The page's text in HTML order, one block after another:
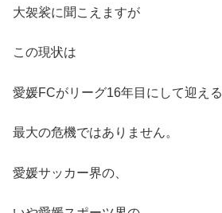
大袈裟に聞こえますが
この現状は
愛媛FCがリーグ16年目にして迎える
最大の危機ではありません。
愛媛サッカー界の、